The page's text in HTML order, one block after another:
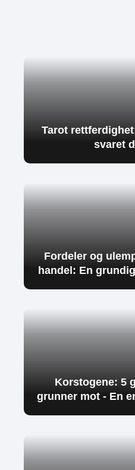
Tarot
svaret
Fordeler og
handel: En
Korstogene: 5
grunner mot - En